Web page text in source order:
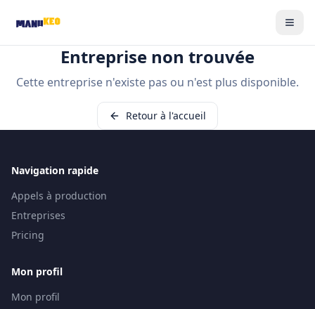
Entreprise non trouvée
Cette entreprise n'existe pas ou n'est plus disponible.
Retour à l'accueil
Navigation rapide
Appels à production
Entreprises
Pricing
Mon profil
Mon profil